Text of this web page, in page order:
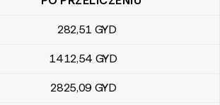
szterlinga na dolara gujańskiego
282,51 GYD
1412,54 GYD
2825,09 GYD